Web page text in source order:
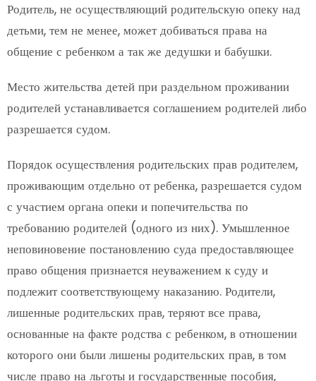
Родитель, не осуществляющий родительскую опеку над
детьми, тем не менее, может добиваться права на
общение с ребенком а так же дедушки и бабушки.
Место жительства детей при раздельном проживании
родителей устанавливается соглашением родителей либо
разрешается судом.
Порядок осуществления родительских прав родителем,
проживающим отдельно от ребенка, разрешается судом
с участием органа опеки и попечительства по
требованию родителей (одного из них). Умышленное
неповиновение постановлению суда предоставляющее
право общения признается неуважением к суду и
подлежит соответствующему наказанию. Родители,
лишенные родительских прав, теряют все права,
основанные на факте родства с ребенком, в отношении
которого они были лишены родительских прав, в том
числе право на льготы и государственные пособия,